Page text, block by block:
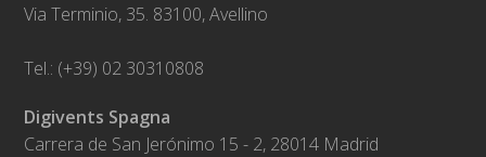
Via Terminio, 35. 83100, Avellino
Tel.: (+39) 02 30310808
Digivents Spagna
Carrera de San Jerónimo 15 - 2, 28014 Madrid